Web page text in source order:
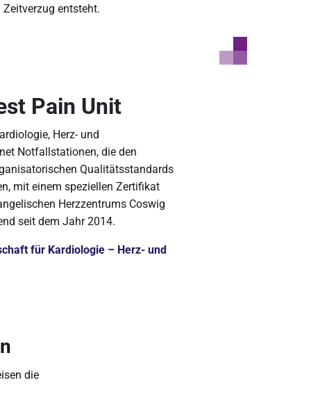
entsteht.
Pain Unit
Herz- und
Notfallstationen, die den
Qualitätsstandards
mit einem speziellen Zertifikat
Herzzentrums Coswig
seit dem Jahr 2014.
für Kardiologie – Herz- und
die